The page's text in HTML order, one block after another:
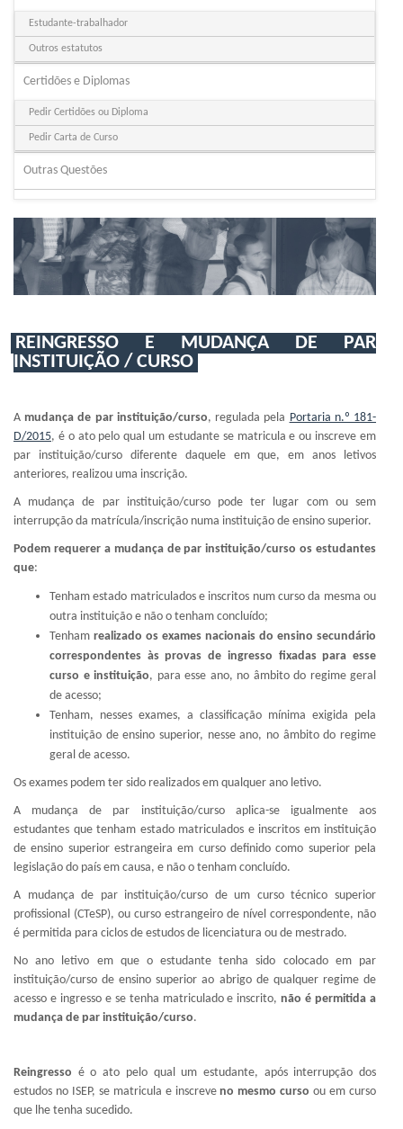
Estudante-trabalhador
Outros estatutos
Certidões e Diplomas
Pedir Certidões ou Diploma
Pedir Carta de Curso
Outras Questões
REINGRESSO E MUDANÇA DE PAR
INSTITUIÇÃO / CURSO
A mudança de par instituição/curso, regulada pela Portaria n.º 181-
D/2015, é o ato pelo qual um estudante se matricula e ou inscreve em
par instituição/curso diferente daquele em que, em anos letivos
anteriores, realizou uma inscrição.
A mudança de par instituição/curso pode ter lugar com ou sem
interrupção da matrícula/inscrição numa instituição de ensino superior.
Podem requerer a mudança de par instituição/curso os estudantes
que:
Tenham estado matriculados e inscritos num curso da mesma ou
outra instituição e não o tenham concluído;
Tenham realizado os exames nacionais do ensino secundário
correspondentes às provas de ingresso fixadas para esse
curso e instituição, para esse ano, no âmbito do regime geral
de acesso;
Tenham, nesses exames, a classificação mínima exigida pela
instituição de ensino superior, nesse ano, no âmbito do regime
geral de acesso.
Os exames podem ter sido realizados em qualquer ano letivo.
A mudança de par instituição/curso aplica-se igualmente aos
estudantes que tenham estado matriculados e inscritos em instituição
de ensino superior estrangeira em curso definido como superior pela
legislação do país em causa, e não o tenham concluído.
A mudança de par instituição/curso de um curso técnico superior
profissional (CTeSP), ou curso estrangeiro de nível correspondente, não
é permitida para ciclos de estudos de licenciatura ou de mestrado.
No ano letivo em que o estudante tenha sido colocado em par
instituição/curso de ensino superior ao abrigo de qualquer regime de
acesso e ingresso e se tenha matriculado e inscrito,não é permitida a
mudança de par instituição/curso.
Reingresso é o ato pelo qual um estudante, após interrupção dos
estudos no ISEP, se matricula e inscreveno mesmo curso ou em curso
que lhe tenha sucedido.